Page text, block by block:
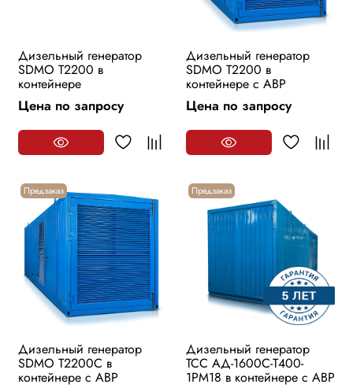
Дизельный генератор
SDMO T2200 в
контейнере
Цена по запросу
Дизельный генератор
SDMO T2200 в
контейнере с АВР
Цена по запросу
Предзаказ
Дизельный генератор
SDMO T2200C в
контейнере с АВР
Предзаказ
Дизельный генератор
ТСС АД-1600С-Т400-
1РМ18 в контейнере с АВР